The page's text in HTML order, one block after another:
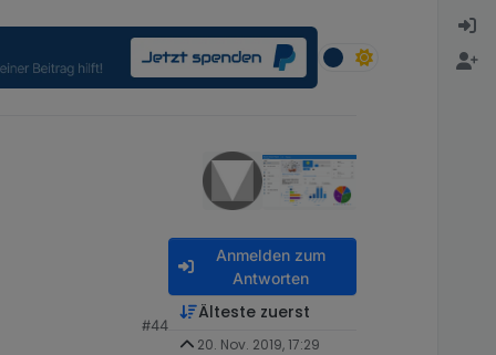
#44
Anmelden zum
Antworten
Älteste zuerst
20. Nov. 2019, 17:29